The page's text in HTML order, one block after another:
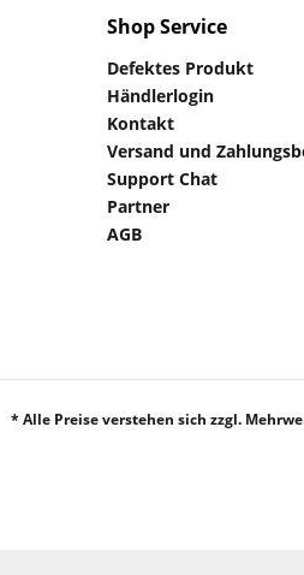
Shop Service
Defektes Produkt
Händlerlogin
Kontakt
Versand und
Support Chat
Partner
AGB
* Alle Preise verstehen sich zzgl.